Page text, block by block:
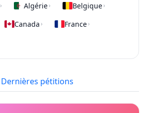
› Algérie› Belgique›
Canada › France›
Dernières pétitions